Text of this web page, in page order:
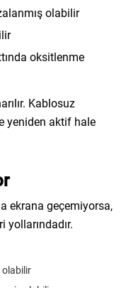
olabilir
oksitlenme
Kablosuz
yeniden aktif hale
ekrana geçemiyorsa,
olabilir